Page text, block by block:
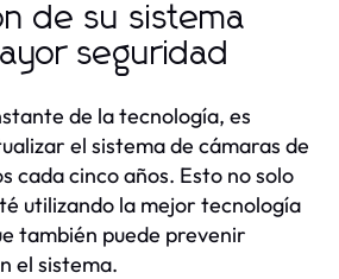
de su sistema
seguridad
de la tecnología, es
el sistema de cámaras de
cada cinco años. Esto no solo
utilizando la mejor tecnología
también puede prevenir
el sistema.